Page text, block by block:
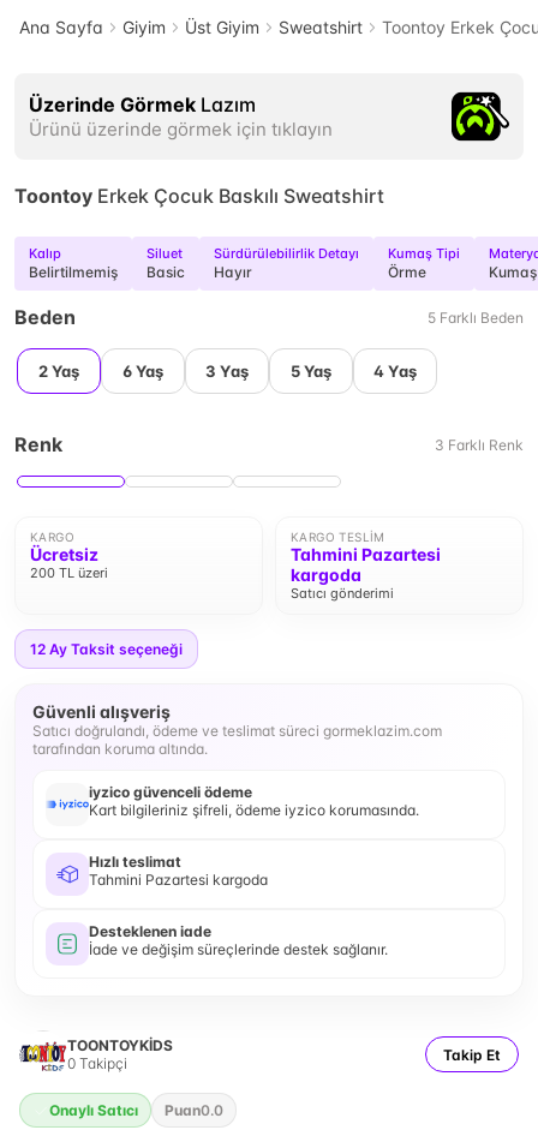
Ana Sayfa Giyim Üst Giyim Sweatshirt Toontoy Erkek
Üzerinde Görmek Lazım
Ürünü üzerinde görmek için tıklayın
Toontoy Erkek Çocuk Baskılı Sweatshirt
Kalıp
Belirtilmemiş
Siluet
Basic
Sürdürülebilirlik Detayı
Hayır
Kumaş Tipi
Örme Kumaş
Beden 5 Farklı Beden
2 Yaş 6 Yaş 3 Yaş 5 Yaş 4 Yaş
Renk 3 Farklı Renk
KARGO
Ücretsiz
200 TL üzeri
KARGO TESLIM
Tahmini Pazartesi
kargoda
Satıcı gönderimi
12 Ay Taksit seçeneği
Güvenli alışveriş
Satıcı doğrulandı, ödeme ve teslimat süreci gormeklazim.com
tarafından koruma altında.
iyzico güvenceli ödeme
Kart bilgileriniz şifreli, ödeme iyzico korumasında.
Hızlı teslimat
Tahmini Pazartesi kargoda
Desteklenen iade
İade ve değişim süreçlerinde destek sağlanır.
TOONTOYKİDS
0 Takipçi Takip Et
Onaylı Satıcı Puan0.0